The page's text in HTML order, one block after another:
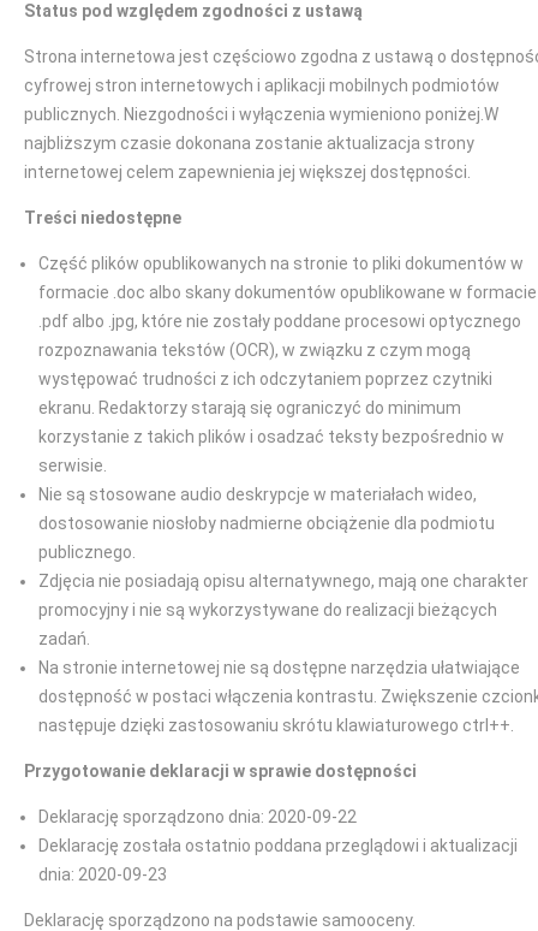
Status pod względem zgodności z ustawą
Strona internetowa jest częściowo zgodna z ustawą o
cyfrowej stron internetowych i aplikacji mobilnych podmiotów
publicznych. Niezgodności i wyłączenia wymieniono poniżej.W
najbliższym czasie dokonana zostanie aktualizacja strony
internetowej celem zapewnienia jej większej dostępności.
Treści niedostępne
Część plików opublikowanych na stronie to pliki dokumentów w
formacie .doc albo skany dokumentów opublikowane w formacie
.pdf albo .jpg, które nie zostały poddane procesowi optycznego
rozpoznawania tekstów (OCR), w związku z czym mogą
występować trudności z ich odczytaniem poprzez czytniki
ekranu. Redaktorzy starają się ograniczyć do minimum
korzystanie z takich plików i osadzać teksty bezpośrednio w
serwisie.
Nie są stosowane audio deskrypcje w materiałach wideo,
dostosowanie niosłoby nadmierne obciążenie dla podmiotu
publicznego.
Zdjęcia nie posiadają opisu alternatywnego, mają one charakter
promocyjny i nie są wykorzystywane do realizacji bieżących
zadań.
Na stronie internetowej nie są dostępne narzędzia ułatwiające
dostępność w postaci włączenia kontrastu. Zwiększenie
następuje dzięki zastosowaniu skrótu klawiaturowego ctrl++.
Przygotowanie deklaracji w sprawie dostępności
Deklarację sporządzono dnia: 2020-09-22
Deklarację została ostatnio poddana przeglądowi i aktualizacji
dnia: 2020-09-23
Deklarację sporządzono na podstawie samooceny.